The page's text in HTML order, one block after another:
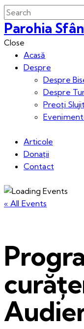
Parohia
Close
Acasă
Despre
Despre
Despre
Preoți
Articole
Donații
Contact
« All Events